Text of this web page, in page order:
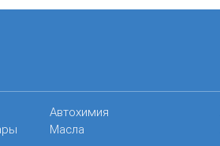
Автохимия
Масла